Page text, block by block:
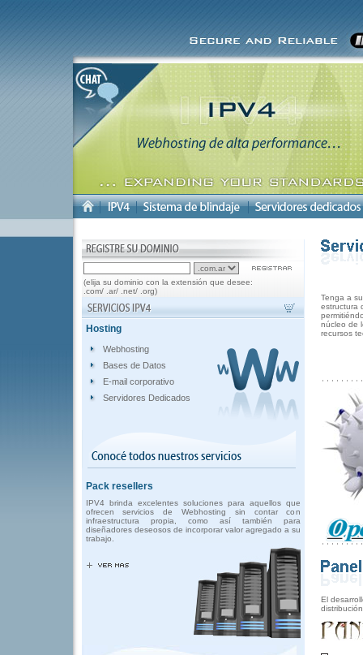
(elija su dominio con la extensión que desee:
.com/ .ar/ .net/ .org)
Hosting
Webhosting
Bases de Datos
E-mail corporativo
Servidores Dedicados
Pack resellers
IPV4 brinda excelentes soluciones para aquellos que
ofrecen servicios de Webhosting sin contar con
infraestructura propia, como así también para
diseñadores deseosos de incorporar valor agregado a su
trabajo.
Tenga a
estructura
núcleo de
recursos
El